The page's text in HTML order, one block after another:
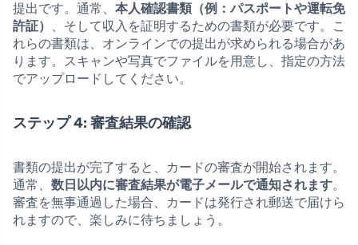
提出です。通常、 本人確認書類（例：パスポートや運転免
許証） 、そして収入を証明するための書類が必要です。こ
れらの書類は、オンラインでの提出が求められる場合があ
ります。スキャンや写真でファイルを用意し、指定の方法
でアップロードしてください。
ステップ 4: 審査結果の確認
書類の提出が完了すると、カードの審査が開始されます。
通常、 数日以内に審査結果が電子メールで通知されます。
審査を無事通過した場合、カードは発行され郵送で届けら
れますので、楽しみに待ちましょう。